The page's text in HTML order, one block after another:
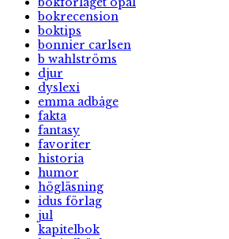
bokrecension
boktips
bonnier carlsen
b wahlströms
djur
dyslexi
emma adbåge
fakta
fantasy
favoriter
historia
humor
högläsning
idus förlag
jul
kapitelbok